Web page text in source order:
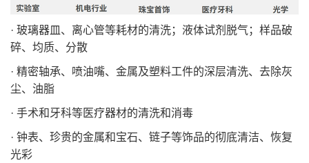
· 玻璃器皿、离心管等耗材的清洗；液体试剂脱气；样品破
碎、均质、分散
· 精密轴承、喷油嘴、金属及塑料工件的深层清洗、去除灰
尘、油脂
· 手术和牙科等医疗器材的清洗和消毒
· 钟表、珍贵的金属和宝石、链子等饰品的彻底清洁、恢复
光彩